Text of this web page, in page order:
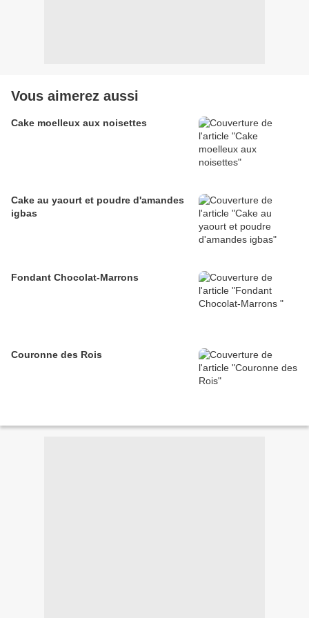
Vous aimerez aussi
Cake moelleux aux noisettes
Cake au yaourt et poudre d'amandes
igbas
Fondant Chocolat-Marrons
Couronne des Rois